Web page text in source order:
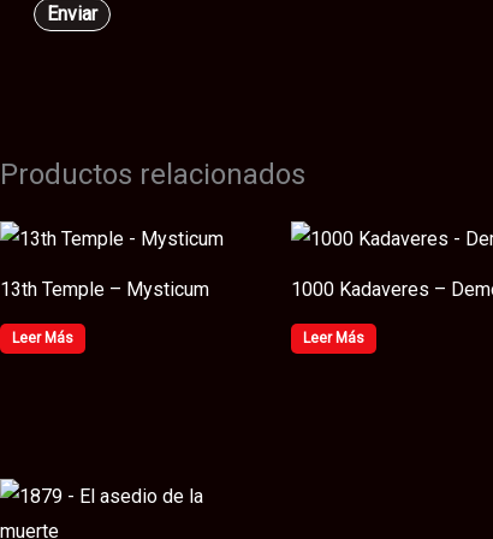
Productos relacionados
13th Temple – Mysticum
Leer Más
1000 Kadaveres –
Leer Más